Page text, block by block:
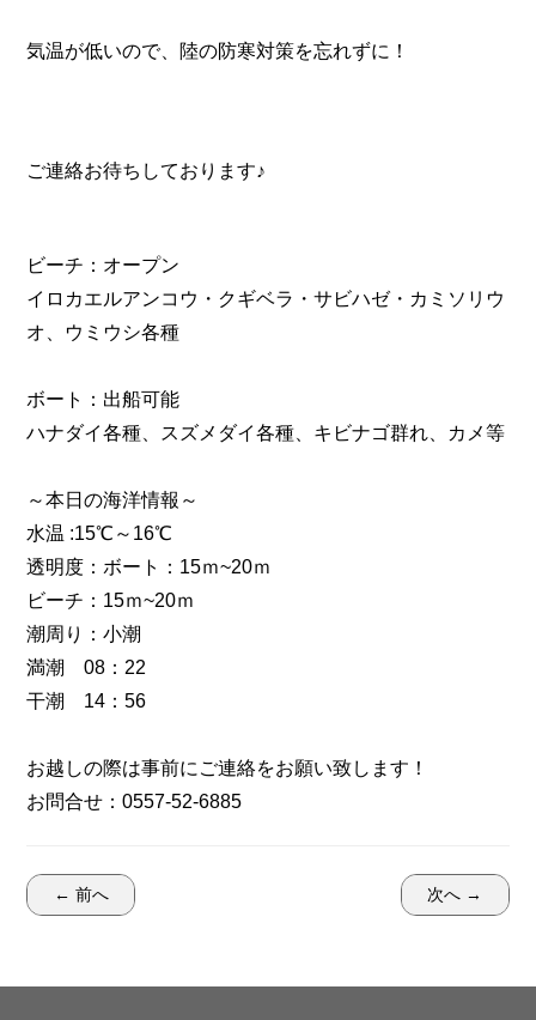
気温が低いので、陸の防寒対策を忘れずに！
ご連絡お待ちしております♪
ビーチ：オープン
イロカエルアンコウ・クギベラ・サビハゼ・カミソリウ
オ、ウミウシ各種
ボート：出船可能
ハナダイ各種、スズメダイ各種、キビナゴ群れ、カメ等
～本日の海洋情報～
水温 :15℃～16℃
透明度：ボート：15ｍ~20ｍ
ビーチ：15ｍ~20ｍ
潮周り：小潮
満潮 08：22
干潮 14：56
お越しの際は事前にご連絡をお願い致します！
お問合せ：0557-52-6885
← 前へ 次へ →